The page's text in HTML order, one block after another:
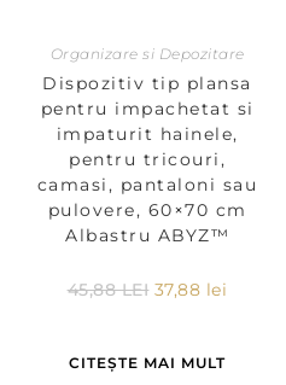
Organizare si Depozitare
Dispozitiv tip plansa
pentru impachetat si
impaturit hainele,
pentru tricouri,
camasi, pantaloni sau
pulovere, 60×70 cm
Albastru ABYZ™
45,88LEI 37,88 lei
CITEȘTE MAI MULT